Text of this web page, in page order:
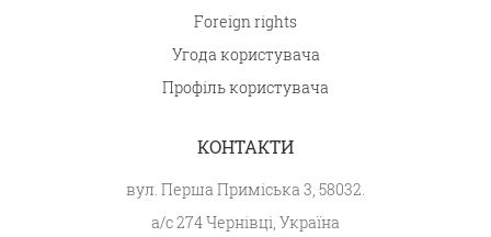
Foreign rights
Угода користувача
Профіль користувача
КОНТАКТИ
вул. Перша Приміська 3, 58032.
а/с 274 Чернівці, Україна